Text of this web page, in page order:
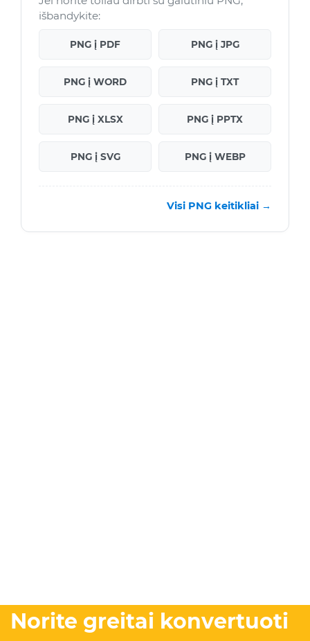
išbandykite:
PNG į PDF PNG į JPG
PNG į WORD PNG į TXT
PNG į XLSX PNG į PPTX
PNG į SVG PNG į WEBP
Visi PNG keitikliai →
Norite greitai konvertuoti